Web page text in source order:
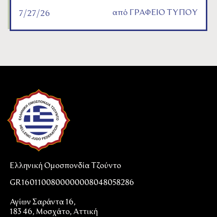
7/27/26 από ΓΡΑΦΕΙΟ ΤΥΠΟΥ
Ελληνική Ομοσπονδία Τζούντο
GR1601100800000008048058286
Αγίων Σαράντα 16,
183 46, Μοσχάτο, Αττική